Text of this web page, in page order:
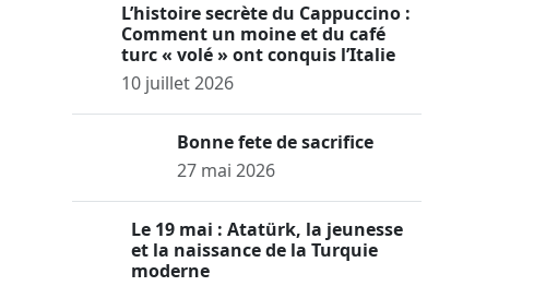
L’histoire secrète du Cappuccino :
Comment un moine et du café
turc « volé » ont conquis l’Italie
10 juillet 2026
Bonne fete de sacrifice
27 mai 2026
Le 19 mai : Atatürk, la jeunesse
et la naissance de la Turquie
moderne